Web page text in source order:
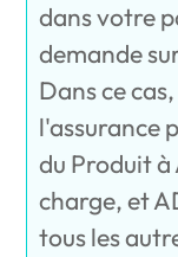
dans votre
demande
Dans ce
l'assurance
du Produit
charge, et
tous les